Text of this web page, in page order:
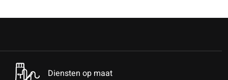
Diensten op maat